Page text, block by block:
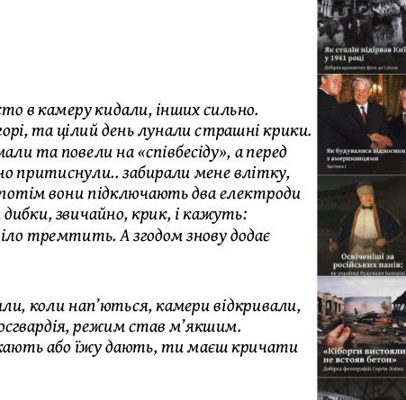
в камеру кидали, інших сильно.
та цілий день лунали страшні крики.
та повели на «співбесіду», а перед
притиснули.. забирали мене влітку,
вони підключають два електроди
звичайно, крик, і кажуть:
тремтить. А згодом знову додає
коли нап’ються, камери відкривали,
режим став м’якшим.
або їжу дають, ти маєш кричати